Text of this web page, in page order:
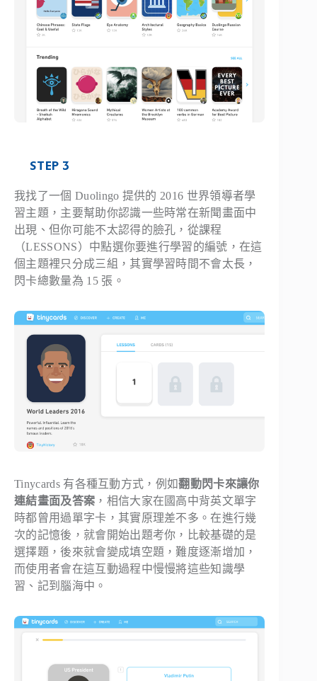
STEP 3
我找了一個 Duolingo 提供的 2016 世界領導者學
習主題，主要幫助你認識一些時常在新聞畫面中
出現、但你可能不太認得的臉孔，從課程
（LESSONS）中點選你要進行學習的編號，在這
個主題裡只分成三組，其實學習時間不會太長，
閃卡總數量為 15 張。
Tinycards 有各種互動方式，例如翻動閃卡來讓你
連結畫面及答案 ，相信大家在國高中背英文單字
時都曾用過單字卡，其實原理差不多。在進行幾
次的記憶後，就會開始出題考你，比較基礎的是
選擇題，後來就會變成填空題，難度逐漸增加，
而使用者會在這互動過程中慢慢將這些知識學
習、記到腦海中。